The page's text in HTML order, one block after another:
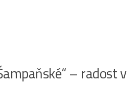
– radost v